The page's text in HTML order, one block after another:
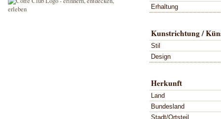
Erhaltung
Kunstrichtung /
Stil
Design
Herkunft
Land
Bundesland
Stadt/Ortsteil